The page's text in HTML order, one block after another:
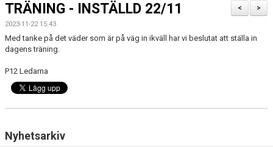
MEDLEMSANMÄLAN
>
<
TRÄNING - INSTÄLLD 22/11
2023-11-22 15:43
Med tanke på det väder som är på väg in ikväll har vi beslutat att ställa in
dagens träning.
P12 Ledarna
Nyhetsarkiv